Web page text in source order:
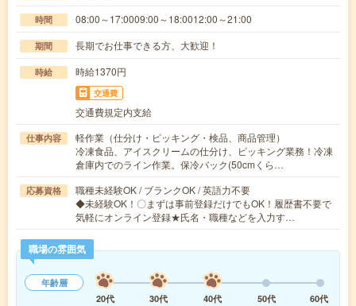
時間 08:00～17:0009:00～18:0012:00～21:00
期間 長期でお仕事できる方、大歓迎！
時給 時給1370円
交通費
交通費規定内支給
仕事内容
軽作業（仕分け・ピッキング・検品、商品管理）
冷凍食品、アイスクリームの仕分け、ピッキング業務！冷凍
倉庫内でのライン作業。保冷バック(50cmくら…
応募資格
職種未経験OK / ブランクOK / 英語力不要
◆未経験OK！〇まずは事前登録だけでもOK！履歴書不要で
気軽にオンライン登録★氏名・職種などを入力す…
職場の雰囲気
年齢層
20代
30代 40代 50代 60代